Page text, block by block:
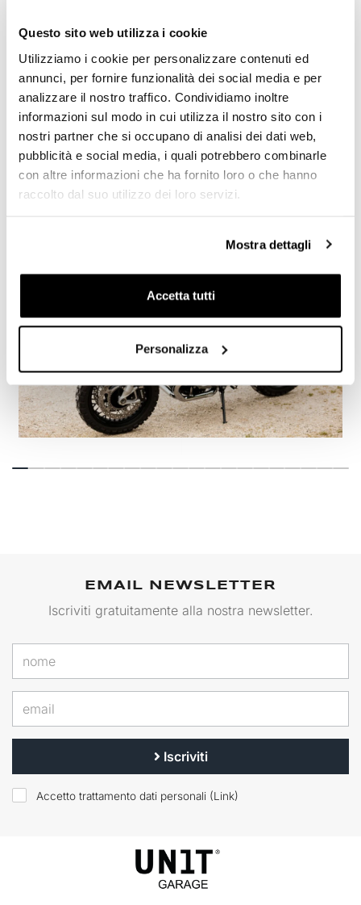
Questo sito web utilizza i cookie
Utilizziamo i cookie per personalizzare contenuti ed
annunci, per fornire funzionalità dei social media e per
analizzare il nostro traffico. Condividiamo inoltre
informazioni sul modo in cui utilizza il nostro sito con i
nostri partner che si occupano di analisi dei dati web,
pubblicità e social media, i quali potrebbero combinarle
con altre informazioni che ha fornito loro o che hanno
raccolto dal suo utilizzo dei loro servizi.
Mostra dettagli
Accetta tutti
Personalizza
che colpisce guardandola ma conquista guidandola.
Abbiamo sviluppato una serie di accessori pronti da
montare, reversibili come sempre, intercambiabili e
acquistabili separatamente, per customizzare e
personalizzare la tua Roadster come preferisci, anche
con pochi ritocchi, eliminando peso e senza dover
manomettere nulla delle parti originali, tanti nuovi
accessori per personalizzare con stile la tua BMW.
EMAIL NEWSLETTER
Iscriviti gratuitamente alla nostra newsletter.
Iscriviti
Accetto trattamento dati personali (Link)